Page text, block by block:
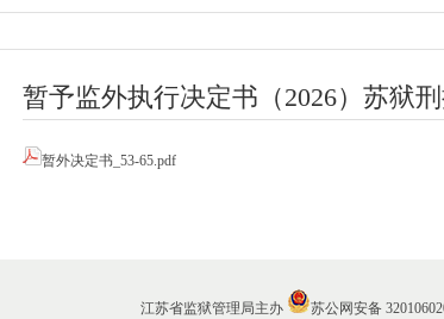
暂予监外执行决定书（2026）苏狱
暂外决定书_53-65.pdf
江苏省监狱管理局主办
苏公网安备